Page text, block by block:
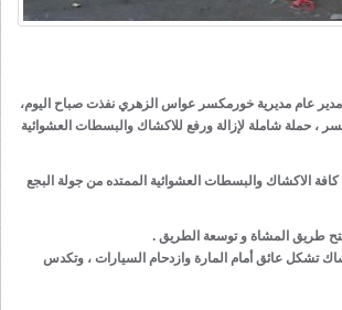
عام مديرية خورمكسر عواس الزهري نفذت صباح اليوم،
، حملة شاملة لإزالة ورفع للاكشاك والبسطات العشوائية
كتيبة طوارئ أمن عدن و كتيبة حزم4 ، في إزالة كافة الاكشاك والبسطات العشوائية الممتده من جولة البجع
طريق المشاة و توسعة الطريق .
تشكل عائق أمام المارة وازدحام السيارات ، وتكدس